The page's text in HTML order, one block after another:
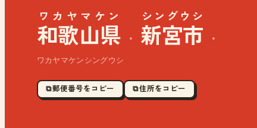
和歌山県
ワカヤマケン
· 新宮市
シングウシ
·
ワカヤマケンシングウシ
⧉ 郵便番号をコピー ⧉ 住所をコピー